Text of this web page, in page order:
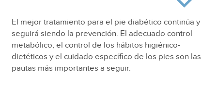
El mejor tratamiento para el pie diabético continúa y
seguirá siendo la prevención. El adecuado control
metabólico, el control de los hábitos higiénico-
dietéticos y el cuidado específico de los pies son las
pautas más importantes a seguir.